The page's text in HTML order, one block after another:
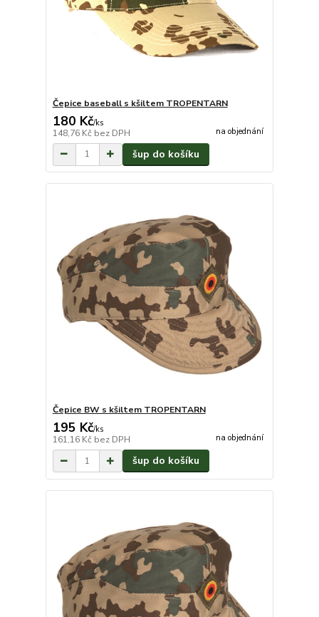
Čepice baseball s kšiltem TROPENTARN
180 Kč/ks
148,76 Kč bez DPH na objednání
šup do košíku
Čepice BW s kšiltem TROPENTARN
195 Kč/ks
161,16 Kč bez DPH na objednání
šup do košíku